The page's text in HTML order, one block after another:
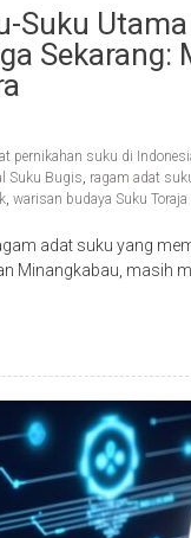
Suku
Sekarang:
pernikahan suku di
Suku Bugis, ragam adat
, warisan budaya Suku Toraja
adat suku yang
Minangkabau, masih